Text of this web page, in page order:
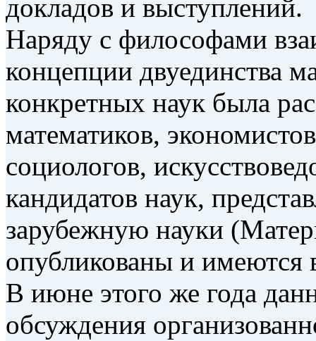
докладов и выступлений.
Наряду с философами
концепции двуединства
конкретных наук была
математиков,
социологов,
кандидатов наук,
зарубежную науки
опубликованы и имеются
В июне этого же года
обсуждения